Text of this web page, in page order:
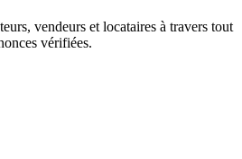
vendeurs et locataires à travers tout
vérifiées.